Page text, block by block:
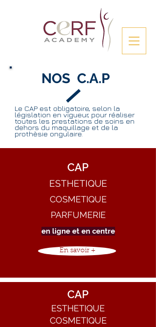
NOS C.A.P
Le CAP est obligatoire, selon la
législation en vigueur, pour réaliser
toutes les prestations de soins en
dehors du maquillage et de la
prothèsie ongulaire.
CAP
ESTHETIQUE
COSMETIQUE
PARFUMERIE
en ligne et en centre
En savoir +
CAP
ESTHETIQUE
COSMETIQUE